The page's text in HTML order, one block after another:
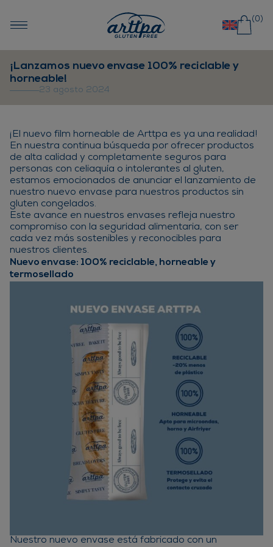
(0)
¡Lanzamos nuevo envase 100% reciclable y
horneable!
23 agosto 2024
¡El nuevo film horneable de Arttpa es ya una realidad!
En nuestra continua búsqueda por ofrecer productos
de alta calidad y completamente seguros para
personas con celiaquía o intolerantes al gluten,
estamos emocionados de anunciar el lanzamiento de
nuestro nuevo envase para nuestros productos sin
gluten congelados.
Este avance en nuestros envases refleja nuestro
compromiso con la seguridad alimentaria, con ser
cada vez más sostenibles y reconocibles para
nuestros clientes.
Nuevo envase: 100% reciclable, horneable y
termosellado
Nuestro nuevo envase está fabricado con un